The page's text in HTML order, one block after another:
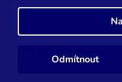
OdmítnoutUpravit